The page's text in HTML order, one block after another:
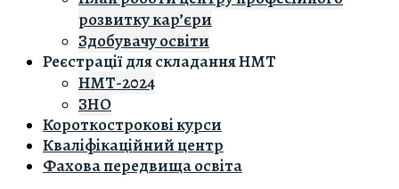
розвитку кар’єри
Здобувачу освіти
Реєстрації для складання НМТ
НМТ-2024
ЗНО
Короткострокові курси
Кваліфікаційний центр
Фахова передвища освіта